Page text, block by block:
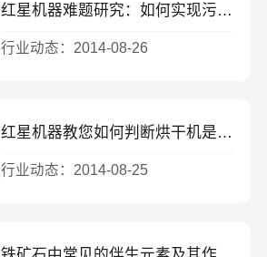
红星机器难题研究：如何实现污染不多的水泥生产
行业动态：2014-08-26
红星机器教您如何判断烘干机是否发生故障
行业动态：2014-08-25